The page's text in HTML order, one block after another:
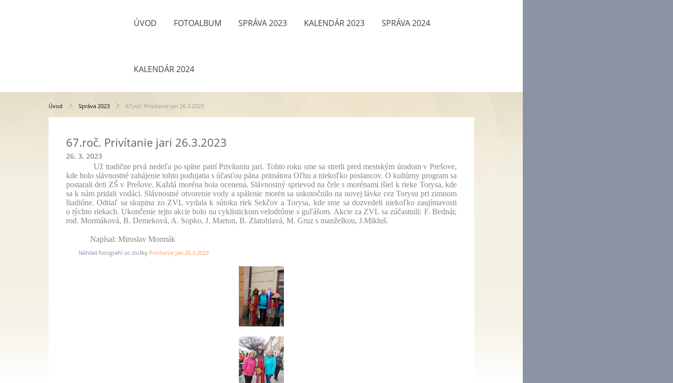
ÚVOD FOTOALBUM SPRÁVA 2023 KALENDÁR 2023 SPRÁVA 2024
KALENDÁR 2024
Úvod Správa 2023 67.roč. Privítanie jari 26.3.2023
67.roč. Privítanie jari 26.3.2023
26. 3. 2023
Už tradične prvá nedeľa po splne patrí Privítaniu jari. Tohto roku sme sa stretli pred mestským úradom v Prešove,
kde bolo slávnostné zahájenie tohto podujatia s účasťou pána primátora Oľhu a niekoľko poslancov. O kultúrny program sa
postarali deti ZŠ v Prešove. Každá moréna bola ocenená. Slávnostný sprievod na čele s morénami išiel k rieke Torysa, kde
sa k nám pridali vodáci. Slávnostné otvorenie vody a spálenie morén sa uskutočnilo na novej lávke cez Torysu pri zimnom
štadióne. Odtiaľ sa skupina zo ZVL vydala k sútoku riek Sekčov a Torysa, kde sme sa dozvedeli niekoľko zaujímavosti
o týchto riekach. Ukončenie tejto akcie bolo na cyklistickom velodróme s guľášom. Akcie za ZVL sa zúčastnili: F. Bednár,
rod. Mormáková, B. Demeková, A. Sopko, J. Marton, B. Zlatohlavá, M. Gruz s manželkou, J.Mikluš.
Napísal: Miroslav Mormák
Náhľad fotografií zo zložky Privítanie jari 26.3.2023